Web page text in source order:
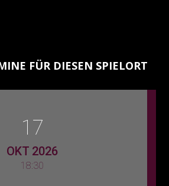
FÜR DIESEN SPIELORT
17
OKT 2026
18:30